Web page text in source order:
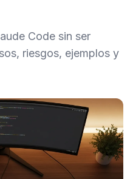
Code sin ser
riesgos, ejemplos y